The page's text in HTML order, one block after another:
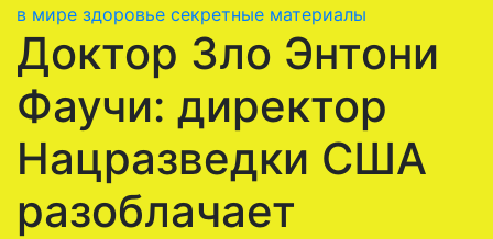
в мире здоровье секретные материалы
Доктор Зло Энтони
Фаучи: директор
Нацразведки США
разоблачает